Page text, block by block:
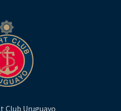
Club Uruguayo